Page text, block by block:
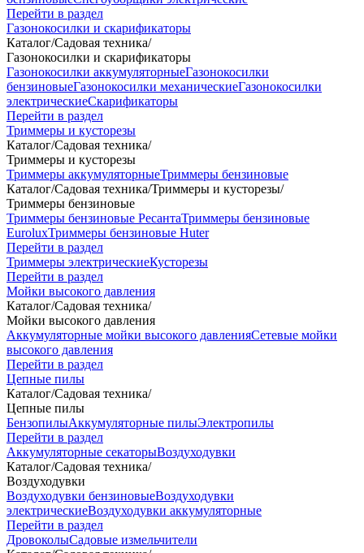
Перейти в раздел
Газонокосилки и скарификаторы
Каталог/Садовая техника/
Газонокосилки и скарификаторы
Газонокосилки аккумуляторныеГазонокосилки
бензиновыеГазонокосилки механическиеГазонокосилки
электрическиеСкарификаторы
Перейти в раздел
Триммеры и кусторезы
Каталог/Садовая техника/
Триммеры и кусторезы
Триммеры аккумуляторныеТриммеры бензиновые
Каталог/Садовая техника/Триммеры и кусторезы/
Триммеры бензиновые
Триммеры бензиновые РесантаТриммеры бензиновые
EuroluxТриммеры бензиновые Huter
Перейти в раздел
Триммеры электрическиеКусторезы
Перейти в раздел
Мойки высокого давления
Каталог/Садовая техника/
Мойки высокого давления
Аккумуляторные мойки высокого давленияСетевые мойки
высокого давления
Перейти в раздел
Цепные пилы
Каталог/Садовая техника/
Цепные пилы
БензопилыАккумуляторные пилыЭлектропилы
Перейти в раздел
Аккумуляторные секаторыВоздуходувки
Каталог/Садовая техника/
Воздуходувки
Воздуходувки бензиновыеВоздуходувки
электрическиеВоздуходувки аккумуляторные
Перейти в раздел
ДровоколыСадовые измельчители